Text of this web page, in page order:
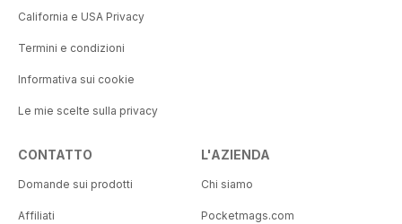
California e USA Privacy
Termini e condizioni
Informativa sui cookie
Le mie scelte sulla privacy
CONTATTO
Domande sui prodotti
Affiliati
L'AZIENDA
Chi siamo
Pocketmags.com